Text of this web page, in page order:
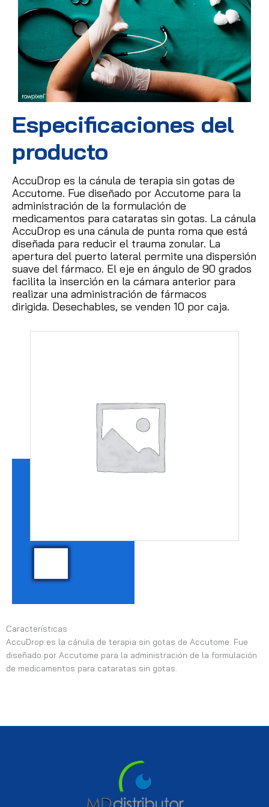
Especificaciones del
producto
AccuDrop es la cánula de terapia sin gotas de
Accutome. Fue diseñado por Accutome para la
administración de la formulación de
medicamentos para cataratas sin gotas. La cánula
AccuDrop es una cánula de punta roma que está
diseñada para reducir el trauma zonular. La
apertura del puerto lateral permite una dispersión
suave del fármaco. El eje en ángulo de 90 grados
facilita la inserción en la cámara anterior para
realizar una administración de fármacos
dirigida. Desechables, se venden 10 por caja.
Características
AccuDrop es la cánula de terapia sin gotas de Accutome. Fue
diseñado por Accutome para la administración de la formulación
de medicamentos para cataratas sin gotas.